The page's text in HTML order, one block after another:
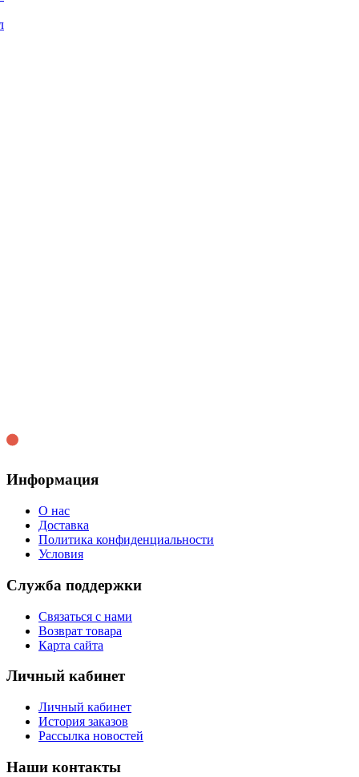
Информация
О нас
Доставка
Политика конфиденциальности
Условия
Служба поддержки
Связаться с нами
Возврат товара
Карта сайта
Личный кабинет
Личный кабинет
История заказов
Рассылка новостей
Наши контакты